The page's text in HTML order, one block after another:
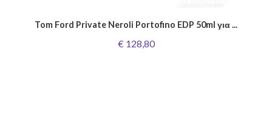
Tom Ford Private Neroli Portofino EDP 50ml για ...
€ 128,80